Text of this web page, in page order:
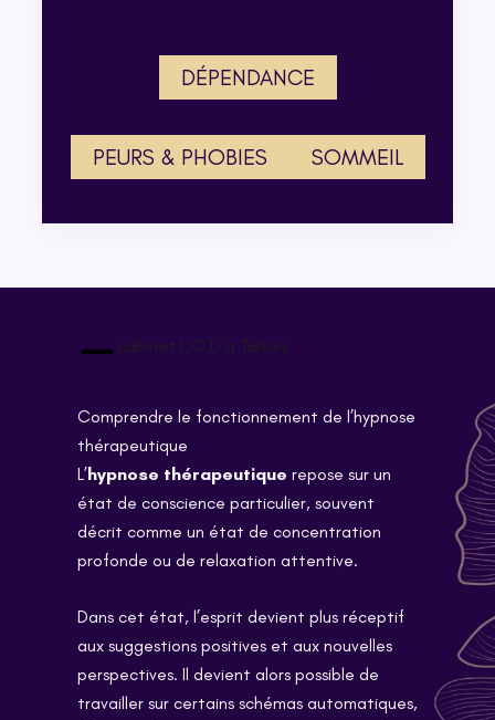
DÉPENDANCE
PEURS & PHOBIES SOMMEIL
cabinet L.O.D à Tarbes
Comprendre le fonctionnement de l’hypnose
thérapeutique
L’hypnose thérapeutique repose sur un
état de conscience particulier, souvent
décrit comme un état de concentration
profonde ou de relaxation attentive.
Dans cet état, l’esprit devient plus réceptif
aux suggestions positives et aux nouvelles
perspectives. Il devient alors possible de
travailler sur certains schémas automatiques,